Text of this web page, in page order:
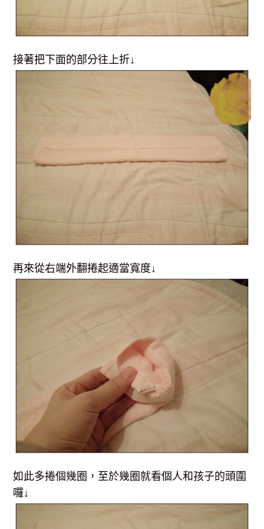
接著把下面的部分往上折↓
再來從右端外翻捲起適當寬度↓
如此多捲個幾圈，至於幾圈就看個人和孩子的頭圍
囉↓